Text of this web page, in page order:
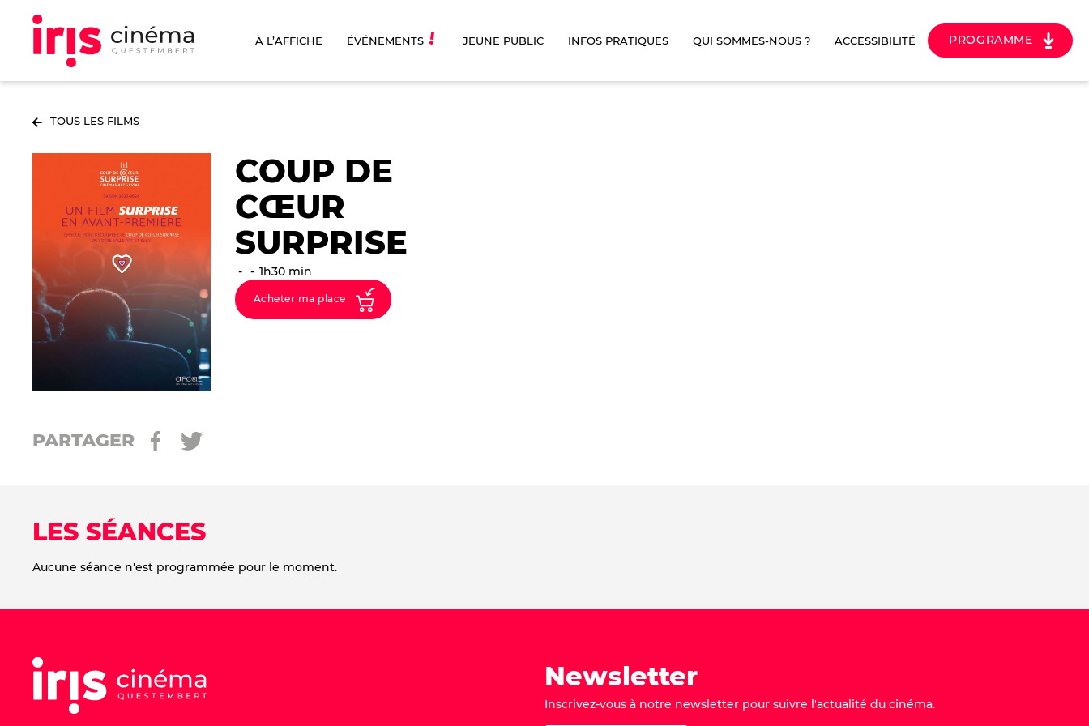
À L’AFFICHE ÉVÉNEMENTS JEUNE PUBLIC INFOS PRATIQUES QUI SOMMES-NOUS ? ACCESSIBILITÉ PROGRAMME
TOUS LES FILMS
COUP DE
CŒUR
SURPRISE
1h30 min
Acheter ma place
PARTAGER
LES SÉANCES
Aucune séance n'est programmée pour le moment.
Newsletter
Inscrivez-vous à notre newsletter pour suivre l'actualité du cinéma.